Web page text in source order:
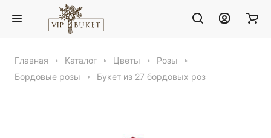
Главная Каталог Цветы
Розы
Бордовые розы
Букет из 27 бордовых роз